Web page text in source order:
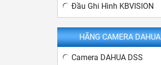
Đầu Ghi Hình KBVISION
HÃNG CAMERA DAHUA
Camera DAHUA DSS